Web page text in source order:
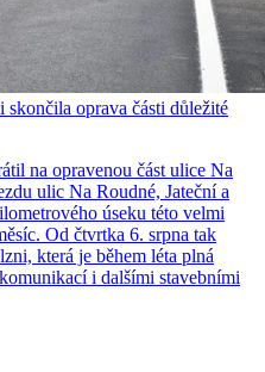
oprava části důležité
na opravenou část ulice Na
ulic Na Roudné, Jateční a
úseku této velmi
Od čtvrtka 6. srpna tak
která je během léta plná
i dalšími stavebními